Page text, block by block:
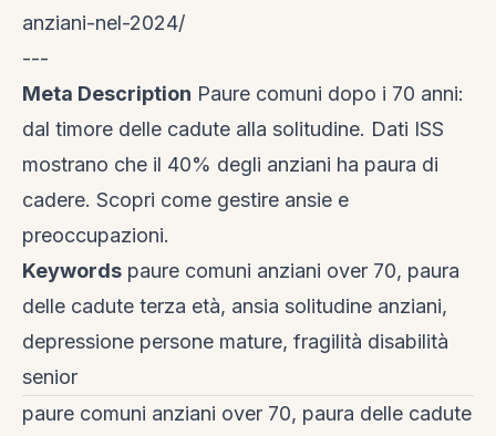
anziani-nel-2024/
---
Meta Description Paure comuni dopo i 70 anni:
dal timore delle cadute alla solitudine. Dati ISS
mostrano che il 40% degli anziani ha paura di
cadere. Scopri come gestire ansie e
preoccupazioni.
Keywords paure comuni anziani over 70, paura
delle cadute terza età, ansia solitudine anziani,
depressione persone mature, fragilità disabilità
senior
paure comuni anziani over 70, paura delle cadute